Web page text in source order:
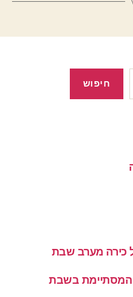
חיפוש
כירה מערב שבת
המסתיימת בשבת